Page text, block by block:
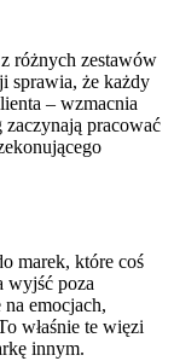
różnych zestawów
sprawia, że każdy
– wzmacnia
pracować
marek, które coś
wyjść poza
emocjach,
właśnie te więzi
innym.